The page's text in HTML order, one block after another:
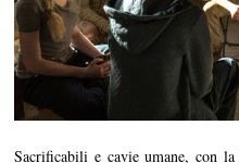
Sacrificabili e cavie umane, con